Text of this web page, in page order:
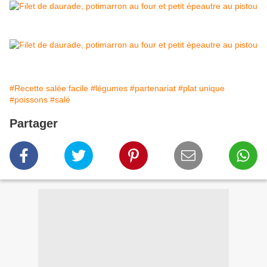
#Recette salée facile #légumes #partenariat #plat unique
#poissons #salé
Partager